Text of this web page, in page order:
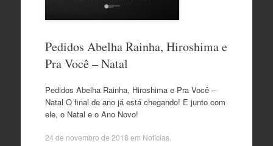
Pedidos Abelha Rainha, Hiroshima e
Pra Você – Natal
Pedidos Abelha Rainha, Hiroshima e Pra Você –
Natal O final de ano já está chegando! E junto com
ele, o Natal e o Ano Novo!
24 de novembro de 2018 em Notícias.